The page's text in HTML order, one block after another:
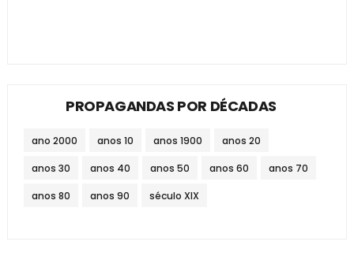
PROPAGANDAS POR DÉCADAS
ano 2000 anos 10 anos 1900 anos 20
anos 30 anos 40 anos 50 anos 60 anos 70
anos 80 anos 90 século XIX